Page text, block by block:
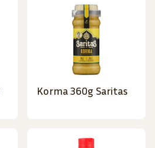
Korma 360g Saritas